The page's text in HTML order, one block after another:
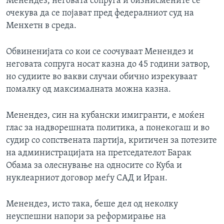
очекува да се појават пред федералниот суд на
Менхетн в среда.
Обвиненијата со кои се соочуваат Менендез и
неговата сопруга носат казна до 45 години затвор,
но судиите во вакви случаи обично изрекуваат
помалку од максималната можна казна.
Менендез, син на кубански имигранти, е моќен
глас за надворешната политика, а понекогаш и во
судир со сопствената партија, критичен за потезите
на администрацијата на претседателот Барак
Обама за олеснување на односите со Куба и
нуклеарниот договор меѓу САД и Иран.
Менендез, исто така, беше дел од неколку
неуспешни напори за реформирање на